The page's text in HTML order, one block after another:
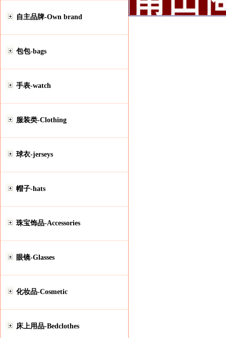
自主品牌-Own brand
包包-bags
手表-watch
服装类-Clothing
球衣-jerseys
帽子-hats
珠宝饰品-Accessories
眼镜-Glasses
化妆品-Cosmetic
床上用品-Bedclothes